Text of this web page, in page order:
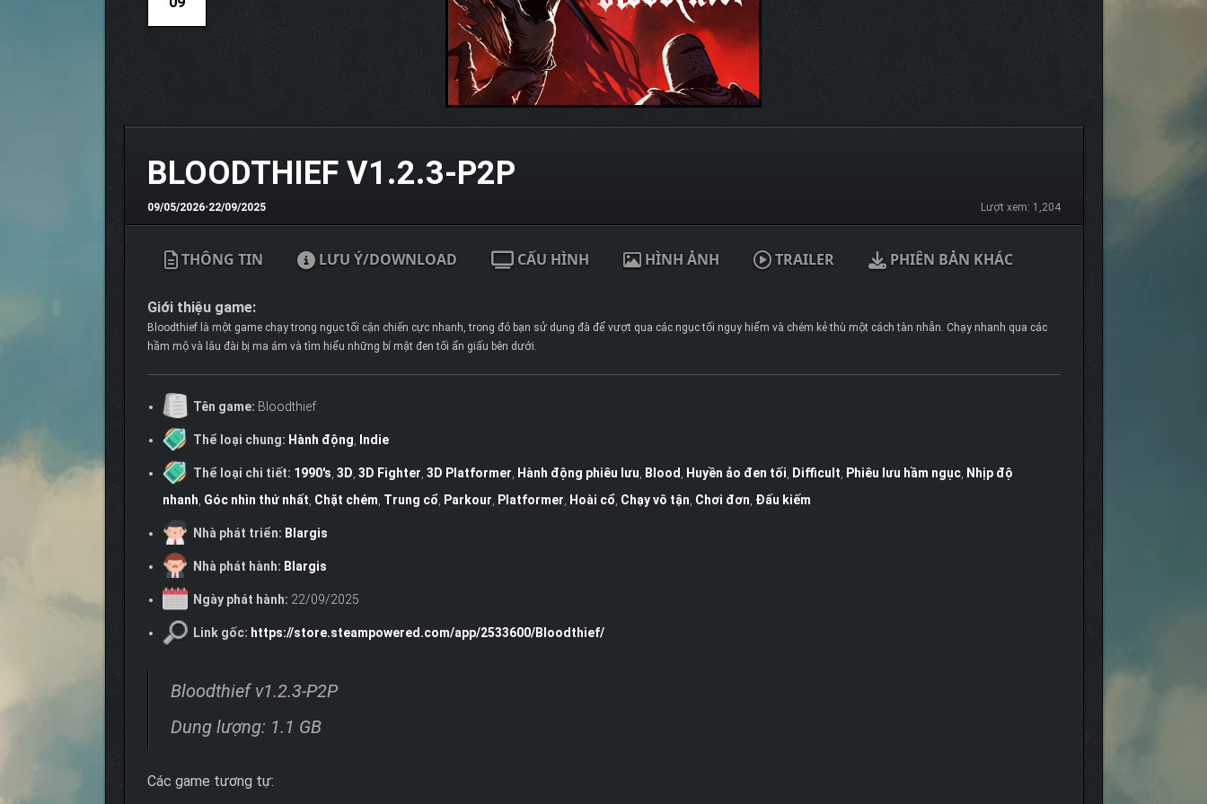
BLOODTHIEF V1.2.3-P2P
09/05/2026•22/09/2025 Lượt xem: 1,204
THÔNG TIN LƯU Ý/DOWNLOAD CẤU HÌNH HÌNH ẢNH TRAILER PHIÊN BẢN KHÁC
Giới thiệu game:
Bloodthief là một game chạy trong ngục tối cận chiến cực nhanh, trong đó bạn sử dụng đà để vượt qua các ngục tối nguy hiểm và chém kẻ thù một cách tàn nhẫn. Chạy nhanh qua các
hầm mộ và lâu đài bị ma ám và tìm hiểu những bí mật đen tối ẩn giấu bên dưới.
Tên game: Bloodthief
Thể loại chung: Hành động Indie
Thể loại chi tiết: 1990's 3D 3D Fighter 3D Platformer Hành động phiêu lưu Blood Huyền ảo đen tối Difficult Phiêu lưu hầm ngục, Nhịp độ
nhanh Góc nhìn thứ nhất Chặt chém Trung cổ Parkour Platformer Hoài cổ Chạy vô tận Chơi đơn Đấu kiếm
Nhà phát triển: Blargis
Nhà phát hành: Blargis
Ngày phát hành: 22/09/2025
Link gốc: https://store.steampowered.com/app/2533600/Bloodthief/
Bloodthief v1.2.3-P2P
Dung lượng: 1.1 GB
Các game tương tự: